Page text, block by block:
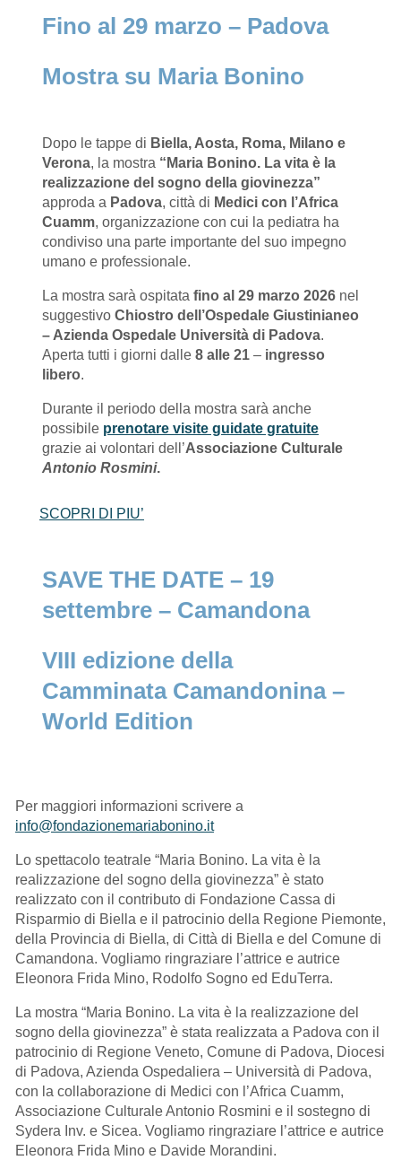
Fino al 29 marzo – Padova
Mostra su Maria Bonino
Dopo le tappe di Biella, Aosta, Roma, Milano e
Verona, la mostra “Maria Bonino. La vita è la
realizzazione del sogno della giovinezza”
approda a Padova, città di Medici con l’Africa
Cuamm, organizzazione con cui la pediatra ha
condiviso una parte importante del suo impegno
umano e professionale.
La mostra sarà ospitata fino al 29 marzo 2026 nel
suggestivo Chiostro dell’Ospedale Giustinianeo
– Azienda Ospedale Università di Padova.
Aperta tutti i giorni dalle 8 alle 21 – ingresso
libero.
Durante il periodo della mostra sarà anche
possibile prenotare visite guidate gratuite
grazie ai volontari dell’Associazione Culturale
Antonio Rosmini.
SCOPRI DI PIU’
SAVE THE DATE – 19
settembre – Camandona
VIII edizione della
Camminata Camandonina –
World Edition
Per maggiori informazioni scrivere a
info@fondazionemariabonino.it
Lo spettacolo teatrale “Maria Bonino. La vita è la
realizzazione del sogno della giovinezza” è stato
realizzato con il contributo di Fondazione Cassa di
Risparmio di Biella e il patrocinio della Regione Piemonte,
della Provincia di Biella, di Città di Biella e del Comune di
Camandona. Vogliamo ringraziare l’attrice e autrice
Eleonora Frida Mino, Rodolfo Sogno ed EduTerra.
La mostra “Maria Bonino. La vita è la realizzazione del
sogno della giovinezza” è stata realizzata a Padova con il
patrocinio di Regione Veneto, Comune di Padova, Diocesi
di Padova, Azienda Ospedaliera – Università di Padova,
con la collaborazione di Medici con l’Africa Cuamm,
Associazione Culturale Antonio Rosmini e il sostegno di
Sydera Inv. e Sicea. Vogliamo ringraziare l’attrice e autrice
Eleonora Frida Mino e Davide Morandini.